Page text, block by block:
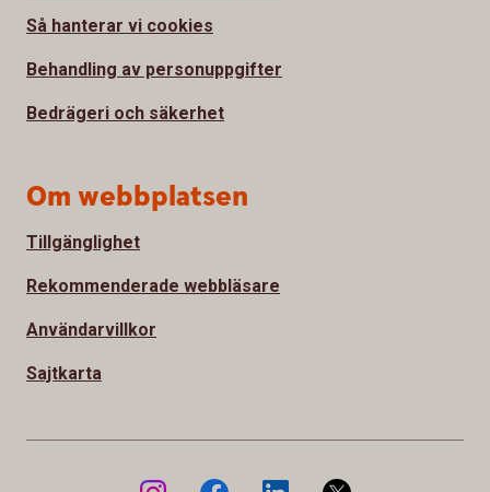
Så hanterar vi cookies
Behandling av personuppgifter
Bedrägeri och säkerhet
Om webbplatsen
Tillgänglighet
Rekommenderade webbläsare
Användarvillkor
Sajtkarta